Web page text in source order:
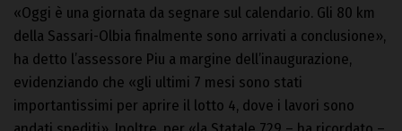
«Oggi è una giornata da segnare sul calendario. Gli 80 km
della Sassari-Olbia finalmente sono arrivati a conclusione»,
ha detto l’assessore Piu a margine dell’inaugurazione,
evidenziando che «gli ultimi 7 mesi sono stati
importantissimi per aprire il lotto 4, dove i lavori sono